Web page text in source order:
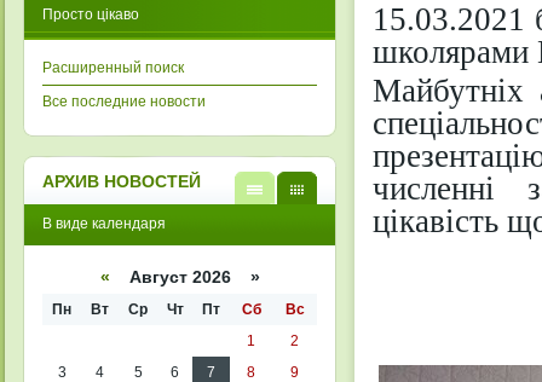
15.03.2021
школярами
Майбутніх
численні
цікавість
Просто цікаво
Расширенный поиск
Все последние новости
АРХИВ НОВОСТЕЙ
кален
списк
В виде календаря
« Август 2026 »
Пн Вт Ср Чт Пт Сб
Вс
1
2
3
4 5 6 7 8
9